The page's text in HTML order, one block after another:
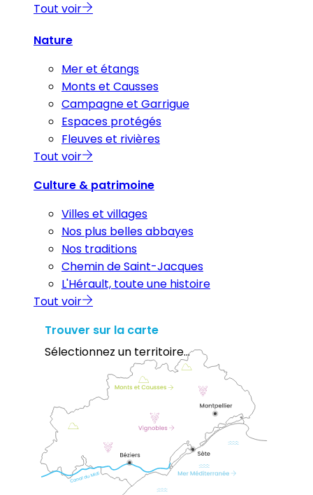
Tout voir
Nature
Mer et étangs
Monts et Causses
Campagne et Garrigue
Espaces protégés
Fleuves et rivières
Tout voir
Culture & patrimoine
Villes et villages
Nos plus belles abbayes
Nos traditions
Chemin de Saint-Jacques
L'Hérault, toute une histoire
Tout voir
Trouver sur la carte
Sélectionnez un territoire...